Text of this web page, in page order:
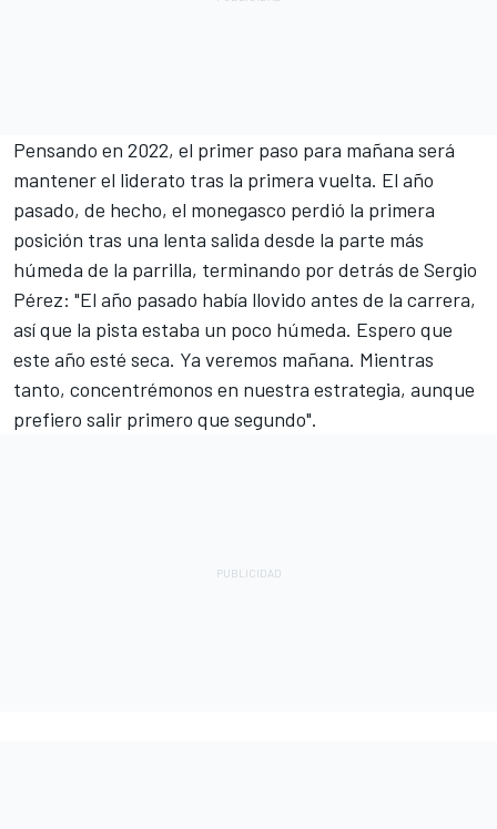
Pensando en 2022, el primer paso para mañana será
mantener el liderato tras la primera vuelta. El año
pasado, de hecho, el monegasco perdió la primera
posición tras una lenta salida desde la parte más
húmeda de la parrilla, terminando por detrás de Sergio
Pérez: "El año pasado había llovido antes de la carrera,
así que la pista estaba un poco húmeda. Espero que
este año esté seca. Ya veremos mañana. Mientras
tanto, concentrémonos en nuestra estrategia, aunque
prefiero salir primero que segundo".